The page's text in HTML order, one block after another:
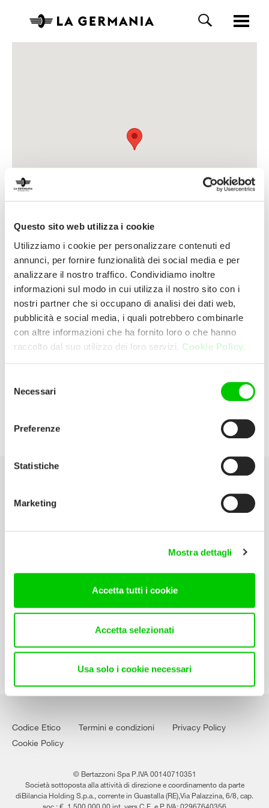
Questo sito web utilizza i cookie
Utilizziamo i cookie per personalizzare contenuti ed
annunci, per fornire funzionalità dei social media e per
analizzare il nostro traffico. Condividiamo inoltre
informazioni sul modo in cui utilizza il nostro sito con i
nostri partner che si occupano di analisi dei dati web,
pubblicità e social media, i quali potrebbero combinarle
con altre informazioni che ha fornito loro o che hanno
raccolto dal suo utilizzo dei loro servizi. Cookie Policy.
delNecessari
Preferenze
Statistiche
Marketing
Mostra dettagli
Accetta tutti i cookie
Accetta selezionati
Usa solo i cookie necessari
Brescia Trade Srl
Via Tardini 27 25100 Brescia (Brescia)
E:beppe.sbaraini@copre.it
P:030 3530844
Scarica il catalogo
Contatti
Codice Etico Termini e condizioni
Privacy Policy
Cookie Policy
© Bertazzoni Spa P.IVA 00140710351
Società sottoposta alla attività di direzione e coordinamento da parte
diBilancia Holding S.p.a., corrente in Guastalla (RE),Via Palazzina, 6/8, cap.
soc.: €. 1.500.000,00 int. vers.C.F. e P.IVA: 02967640356